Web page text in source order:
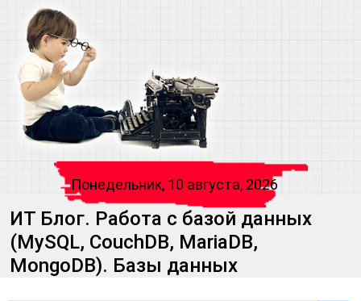
Понедельник, 10 августа, 2026
ИТ Блог. Работа с базой данных
(MySQL, CouchDB, MariaDB,
MongoDB). Базы данных